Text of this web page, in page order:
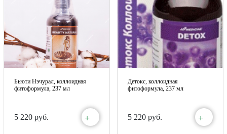
Бьюти Нэчурал, коллоидная
фитоформула, 237 мл
5 220 руб. +
Детокс, коллоидная
фитоформула, 237 мл
5 220 руб. +